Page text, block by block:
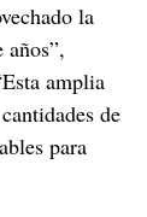
la
amplia
de
para